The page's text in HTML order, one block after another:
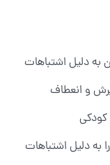
به دلیل اشتباهات
و انعطاف
کودکی
به دلیل اشتباهات